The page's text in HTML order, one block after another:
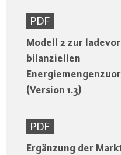
PDF
Modell 2 zur
bilanziellen
(Version 1.3)
PDF
Ergänzung der